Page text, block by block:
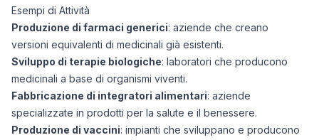
Esempi di Attività
Produzione di farmaci generici: aziende che creano
versioni equivalenti di medicinali già esistenti.
Sviluppo di terapie biologiche: laboratori che producono
medicinali a base di organismi viventi.
Fabbricazione di integratori alimentari: aziende
specializzate in prodotti per la salute e il benessere.
Produzione di vaccini: impianti che sviluppano e producono